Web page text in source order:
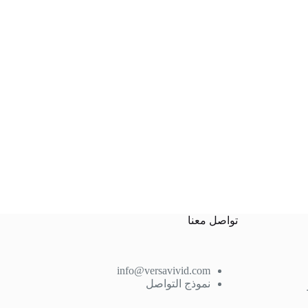
تواصل معنا
info@versavivid.com
نموذج التواصل